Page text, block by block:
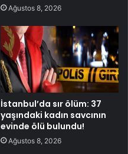
Ağustos 8, 2026
İstanbul’da sır ölüm: 37
yaşındaki kadın savcının
evinde ölü bulundu!
Ağustos 8, 2026